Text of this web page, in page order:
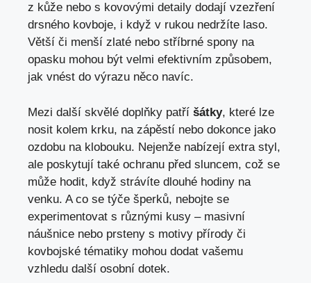
z kůže nebo s kovovými detaily dodají vzezření
drsného kovboje, i když v rukou nedržíte laso.
Větší či menší zlaté nebo stříbrné spony na
opasku mohou být velmi efektivním způsobem,
jak vnést do výrazu něco navíc.
Mezi další skvělé doplňky patří šátky, které lze
nosit kolem krku, na zápěstí nebo dokonce jako
ozdobu na klobouku. Nejenže nabízejí extra styl,
ale poskytují také ochranu před sluncem, což se
může hodit, když strávíte dlouhé hodiny na
venku. A co se týče šperků, nebojte se
experimentovat s různými kusy – masivní
náušnice nebo prsteny s motivy přírody či
kovbojské tématiky mohou dodat vašemu
vzhledu další osobní dotek.